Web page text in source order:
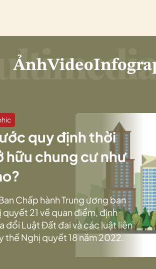
ẢnhVideo
quy định thời
hữu chung cư như
Chấp hành Trung ương ban
quyết 21 về quan điểm, định
đổi Luật Đất đai và các luật liên
thế Nghị quyết 18 năm 2022.